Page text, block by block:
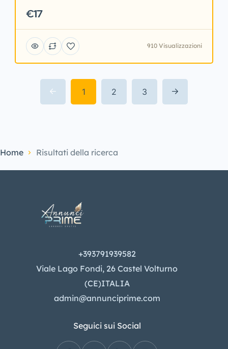
€17
910 Visualizzazioni
1 2 3
Home Risultati della ricerca
+393791939582
Viale Lago Fondi, 26 Castel Volturno
(CE)ITALIA
admin@annunciprime.com
Seguici sui Social